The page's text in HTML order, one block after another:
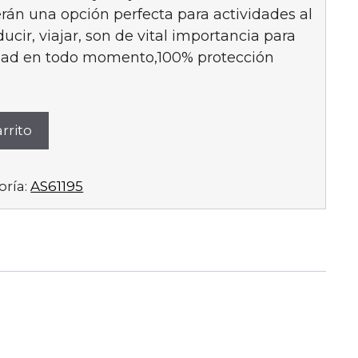
es:
una opción perfecta para actividades al
viajar, son de vital importancia para
en todo momento,100% protección
AS61195